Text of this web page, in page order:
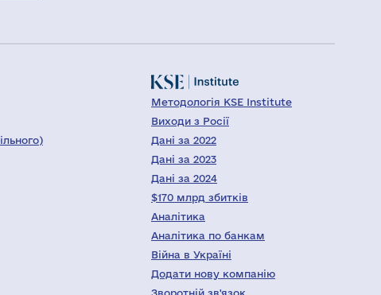
Методологія KSE Institute
Виходи з Росії
Дані за 2022
Дані за 2023
Дані за 2024
$170 млрд збитків
Аналітика
Аналітика по банкам
Війна в Україні
Додати нову компанію
Зворотній зв'язок